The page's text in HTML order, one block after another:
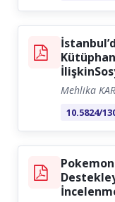
Mehlika
10.5824/
Pokemon